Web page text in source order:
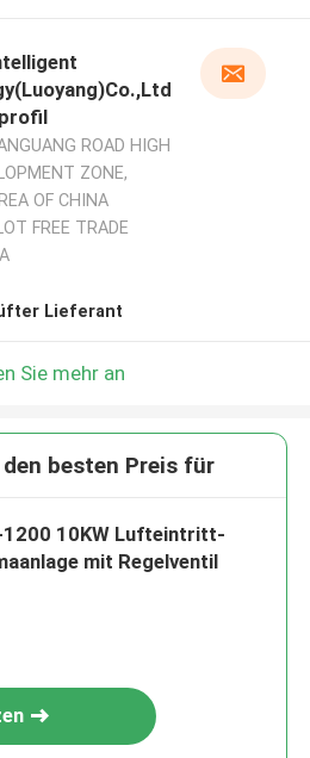
ROAD HIGH
ZONE,
OF CHINA
FREE TRADE
Lieferant
Sie mehr an
besten Preis für
1200 10KW Lufteintritt-
mit Regelventil